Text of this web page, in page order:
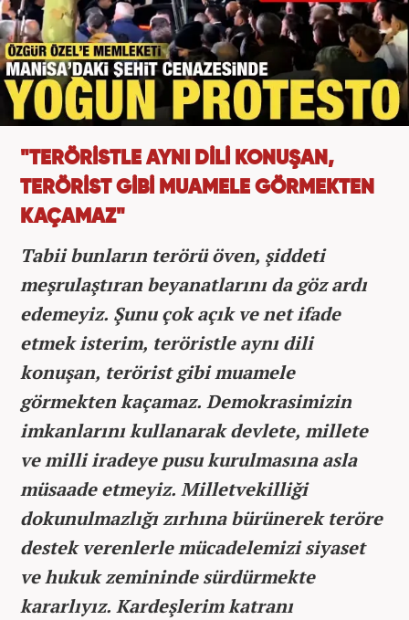
"TERÖRİSTLE AYNI DİLİ KONUŞAN,
TERÖRİST GİBİ MUAMELE GÖRMEKTEN
KAÇAMAZ"
Tabii bunların terörü öven, şiddeti
meşrulaştıran beyanatlarını da göz ardı
edemeyiz. Şunu çok açık ve net ifade
etmek isterim, teröristle aynı dili
konuşan, terörist gibi muamele
görmekten kaçamaz. Demokrasimizin
imkanlarını kullanarak devlete, millete
ve milli iradeye pusu kurulmasına asla
müsaade etmeyiz. Milletvekilliği
dokunulmazlığı zırhına bürünerek teröre
destek verenlerle mücadelemizi siyaset
ve hukuk zemininde sürdürmekte
kararlıyız. Kardeşlerim katranı